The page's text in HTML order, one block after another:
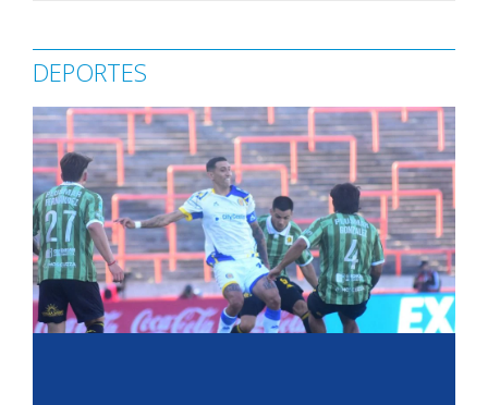
DEPORTES